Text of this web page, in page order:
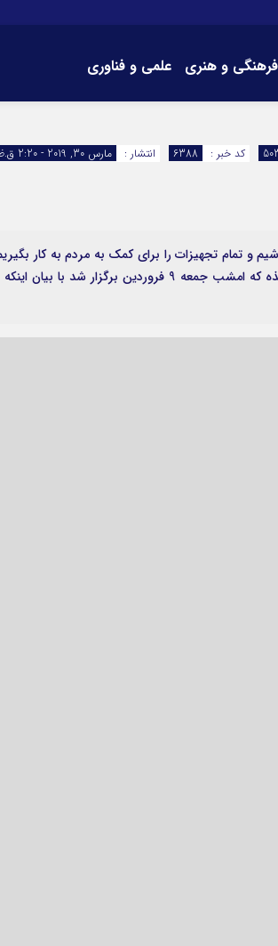
فرهنگی و هنری علمی و فناوری
انتشار :
مارس 30, 2019 - 2:20 ق.ظ کد خبر : 6388
و تمام تجهیزات را برای کمک به مردم به کار
به گزارش ایذه نامه (ایزنا) ، مصطفی سمالی در جلسه ستاد بحران فرمانداری ایذه که امشب جمعه 9 فروردین برگزار شد با بیان